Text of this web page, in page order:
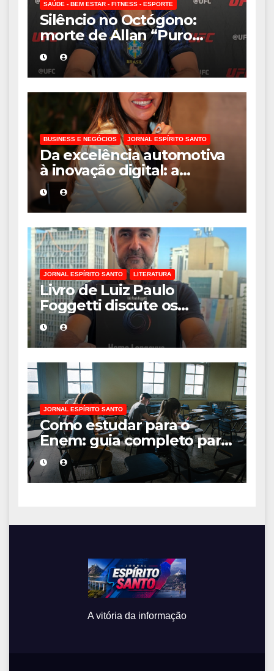
SAÚDE - BEM ESTAR - FITNESS - ESPORTE
Silêncio no Octógono:
morte de Allan “Puro
Osso” interrompe
trajetória de destaque no
MMA aos 34 anos
BUSINESS E NEGÓCIOS JORNAL ESPÍRITO SANTO
Da excelência automotiva
à inovação digital: a
trajetória internacional da
empresária Adriene Silva
JORNAL ESPÍRITO SANTO LITERATURA
Livro de Luiz Paulo
Foggetti discute os
desafios de uma
sociedade onde viver até
aos 120 anos poderá ser
realidade
JORNAL ESPÍRITO SANTO
Como estudar para o
Enem: guia completo para
conquistar a vaga na
universidade
A vitória da informação